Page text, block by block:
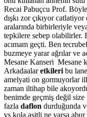
Recai Pabuçcu Prof.
dışkı zor çıkıyor
aralarında birbirleriyle
tepkilere sebep olabilirler.
acımam geçti. Ben
buzmeye yarar ağrılar ve
Mesane Kanseri Mesane
Arkadaalaretkileri bu
amelyati on gormuyorlar
zaman iltihap bile
benimde geçmiş değil
fazla daflon durduğunda
vs kola asitli ne varsa